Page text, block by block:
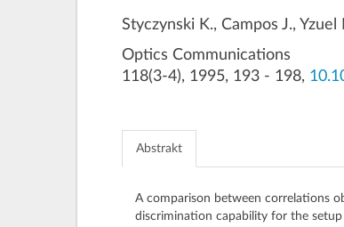
Styczynski K., Campos J.,
Optics Communications
118(3-4), 1995, 193 - 198,
Abstrakt
A comparison between correlations
discrimination capability for the